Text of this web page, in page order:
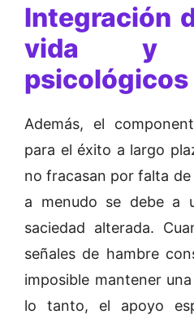
Integración
vida y
psicológicos
Además, el
para el éxito a largo
no fracasan por falta
a menudo se debe a
saciedad alterada.
señales de hambre
imposible mantener
lo tanto, el apoyo